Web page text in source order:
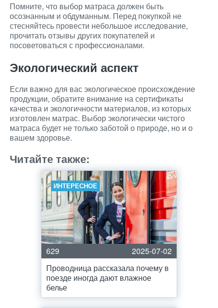
Помните, что выбор матраса должен быть
осознанным и обдуманным. Перед покупкой не
стесняйтесь провести небольшое исследование,
прочитать отзывы других покупателей и
посоветоваться с профессионалами.
Экологический аспект
Если важно для вас экологическое происхождение
продукции, обратите внимание на сертификаты
качества и экологичности материалов, из которых
изготовлен матрас. Выбор экологически чистого
матраса будет не только заботой о природе, но и о
вашем здоровье.
Читайте также:
ИНТЕРЕСНОЕ
629
2025-07-02
Проводница рассказала почему в
поезде иногда дают влажное
белье